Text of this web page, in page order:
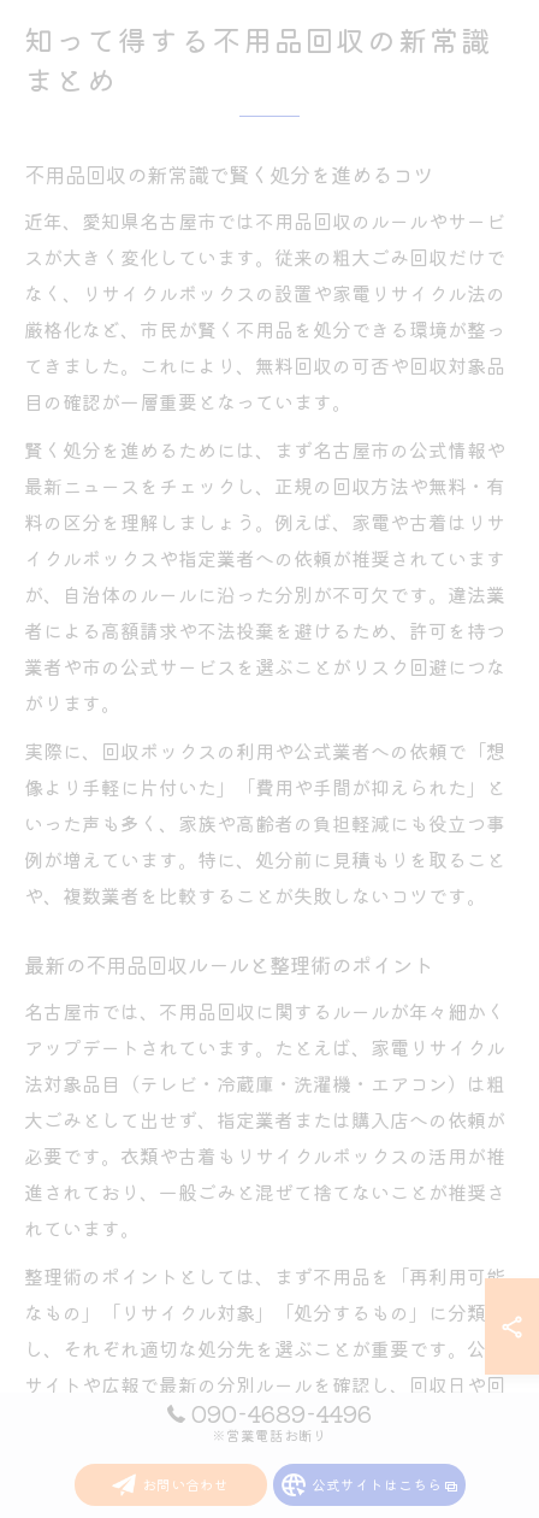
知って得する不用品回収の新常識
まとめ
不用品回収の新常識で賢く処分を進めるコツ
近年、愛知県名古屋市では不用品回収のルールやサービ
スが大きく変化しています。従来の粗大ごみ回収だけで
なく、リサイクルボックスの設置や家電リサイクル法の
厳格化など、市民が賢く不用品を処分できる環境が整っ
てきました。これにより、無料回収の可否や回収対象品
目の確認が一層重要となっています。
賢く処分を進めるためには、まず名古屋市の公式情報や
最新ニュースをチェックし、正規の回収方法や無料・有
料の区分を理解しましょう。例えば、家電や古着はリサ
イクルボックスや指定業者への依頼が推奨されています
が、自治体のルールに沿った分別が不可欠です。違法業
者による高額請求や不法投棄を避けるため、許可を持つ
業者や市の公式サービスを選ぶことがリスク回避につな
がります。
実際に、回収ボックスの利用や公式業者への依頼で「想
像より手軽に片付いた」「費用や手間が抑えられた」と
いった声も多く、家族や高齢者の負担軽減にも役立つ事
例が増えています。特に、処分前に見積もりを取ること
や、複数業者を比較することが失敗しないコツです。
最新の不用品回収ルールと整理術のポイント
名古屋市では、不用品回収に関するルールが年々細かく
アップデートされています。たとえば、家電リサイクル
法対象品目（テレビ・冷蔵庫・洗濯機・エアコン）は粗
大ごみとして出せず、指定業者または購入店への依頼が
必要です。衣類や古着もリサイクルボックスの活用が推
進されており、一般ごみと混ぜて捨てないことが推奨さ
れています。
整理術のポイントとしては、まず不用品を「再利用可能
なもの」「リサイクル対象」「処分するもの」に分類
し、それぞれ適切な処分先を選ぶことが重要です。公式
サイトや広報で最新の分別ルールを確認し、回収日や回
収場所を逃さないようスケジュール管理を徹底しましょ
う。また、回収ボックスを利用する際は、対象品目や利
用時間の制限に注意が必要です。
090-4689-4496
※営業電話お断り
お問い合わせ 公式サイトはこちら